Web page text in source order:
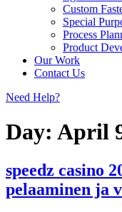
Custom
Special
Process
Product
Our Work
Contact Us
Need Help?
Day: April
speedz casino
pelaaminen ja